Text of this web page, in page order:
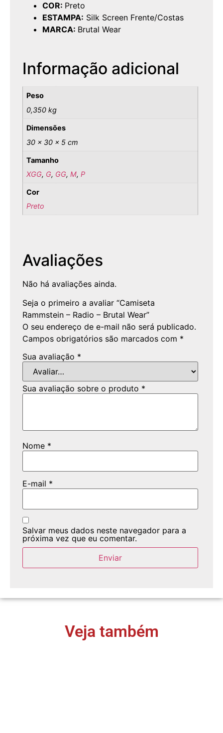
COR: Preto
ESTAMPA: Silk Screen Frente/Costas
MARCA: Brutal Wear
Informação adicional
Peso
0,350 kg
Dimensões
30 × 30 × 5 cm
Tamanho
XGG, G, GG,M,P
Cor
Preto
Avaliações
Não há avaliações ainda.
Seja o primeiro a avaliar “Camiseta
Rammstein – Radio – Brutal Wear”
O seu endereço de e-mail não será publicado.
Campos obrigatórios são marcados com *
Sua avaliação *
Sua avaliação sobre o produto *
Nome *
E-mail *
Salvar meus dados neste navegador para a
próxima vez que eu comentar.
Veja também